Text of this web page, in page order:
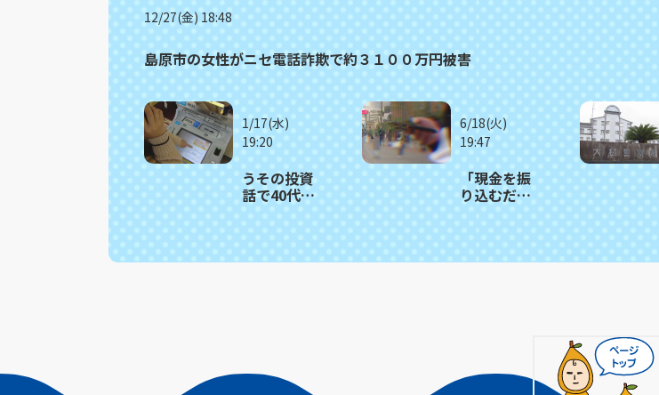
12/27(金) 18:48
島原市の女性がニセ電話詐欺で約３１００万円被害
1/17(水)
19:20
うその投資
話で40代女
彼・川棚町
6/18(火)
19:47
「現金を振
り込むだけ
市の男性が